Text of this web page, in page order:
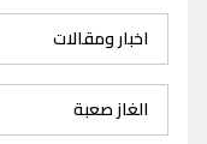
اخبار ومقالات
الغاز صعبة